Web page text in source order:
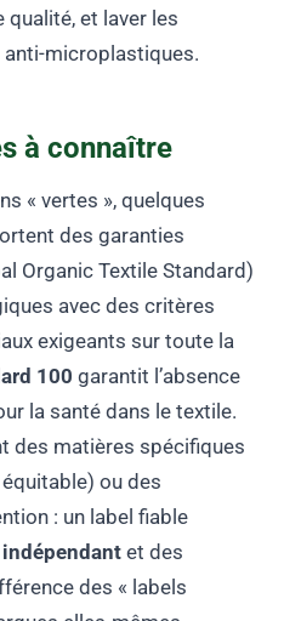
qualité, et laver les
microplastiques.
à connaître
« vertes », quelques
des garanties
Organic Textile Standard)
avec des critères
exigeants sur toute la
100 garantit l’absence
la santé dans le textile.
des matières spécifiques
ou des
: un label fiable
et des
des « labels